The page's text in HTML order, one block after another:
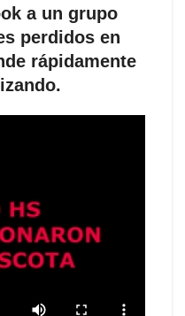
a un grupo
perdidos en
rápidamente